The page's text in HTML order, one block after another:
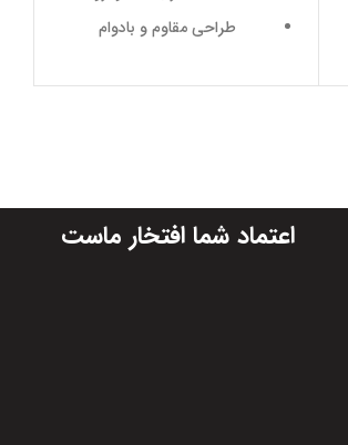
طراحی مقاوم و بادوام
اعتماد شما افتخار ماست